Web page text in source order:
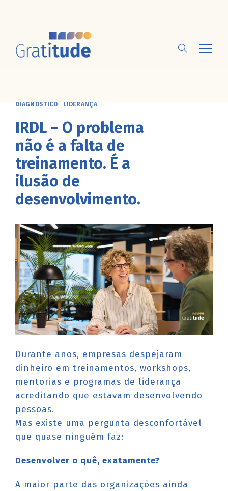
DIAGNÓSTICO LIDERANÇA
IRDL – O problema
não é a falta de
treinamento. É a
ilusão de
desenvolvimento.
Durante anos, empresas despejaram
dinheiro em treinamentos, workshops,
mentorias e programas de liderança
acreditando que estavam desenvolvendo
pessoas.
Mas existe uma pergunta desconfortável
que quase ninguém faz:
Desenvolver o quê, exatamente?
A maior parte das organizações ainda